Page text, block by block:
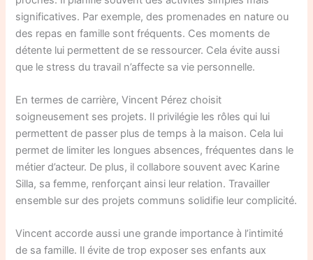
significatives. Par exemple, des promenades en nature ou
des repas en famille sont fréquents. Ces moments de
détente lui permettent de se ressourcer. Cela évite aussi
que le stress du travail n’affecte sa vie personnelle.
En termes de carrière, Vincent Pérez choisit
soigneusement ses projets. Il privilégie les rôles qui lui
permettent de passer plus de temps à la maison. Cela lui
permet de limiter les longues absences, fréquentes dans le
métier d’acteur. De plus, il collabore souvent avec Karine
Silla, sa femme, renforçant ainsi leur relation. Travailler
ensemble sur des projets communs solidifie leur complicité.
Vincent accorde aussi une grande importance à l’intimité
de sa famille. Il évite de trop exposer ses enfants aux